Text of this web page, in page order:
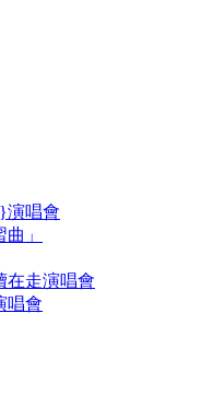
演唱會
」
在走演唱會
唱會